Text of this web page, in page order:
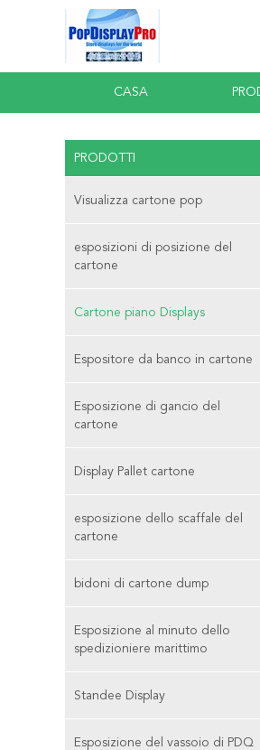
CASA
PRODOTTI
Visualizza cartone pop
esposizioni di posizione del
cartone
Cartone piano Displays
Espositore da banco in cartone
Esposizione di gancio del
cartone
Display Pallet cartone
esposizione dello scaffale del
cartone
bidoni di cartone dump
Esposizione al minuto dello
spedizioniere marittimo
Standee Display
Esposizione del vassoio di PDQ